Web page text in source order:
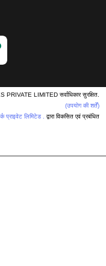
LIMITED सर्वाधिकार सुरक्षित.
(उपयोग की शर्तें)
प्राइवेट लिमिटेड . द्वारा विकसित एवं प्रबंधित